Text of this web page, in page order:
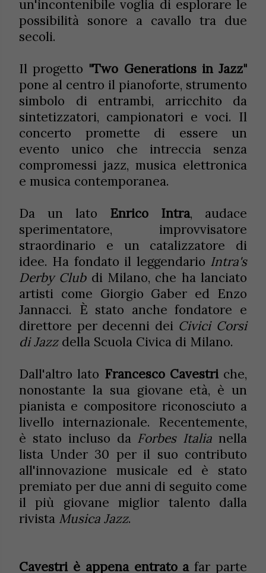
un'incontenibile voglia di esplorare le
possibilità sonore a cavallo tra due
secoli.
Il progetto "Two Generations in Jazz"
pone al centro il pianoforte, strumento
simbolo di entrambi, arricchito da
sintetizzatori, campionatori e voci. Il
concerto promette di essere un
evento unico che intreccia senza
compromessi jazz, musica elettronica
e musica contemporanea.
Da un lato Enrico Intra, audace
sperimentatore, improvvisatore
straordinario e un catalizzatore di
idee. Ha fondato il leggendario Intra's
Derby Clubdi Milano, che ha lanciato
artisti come Giorgio Gaber ed Enzo
Jannacci. È stato anche fondatore e
direttore per decenni dei Civici Corsi
di Jazzdella Scuola Civica di Milano.
Dall'altro lato Francesco Cavestri che,
nonostante la sua giovane età, è un
pianista e compositore riconosciuto a
livello internazionale. Recentemente,
è stato incluso da Forbes Italia nella
lista Under 30 per il suo contributo
all'innovazione musicale ed è stato
premiato per due anni di seguito come
il più giovane miglior talento dalla
rivista Musica Jazz.
Cavestri è appena entrato afar parte